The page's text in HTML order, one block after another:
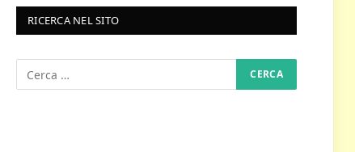
RICERCA NEL SITO